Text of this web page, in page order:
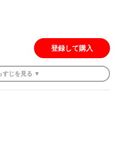
登録して購入
すじを 見る ▼